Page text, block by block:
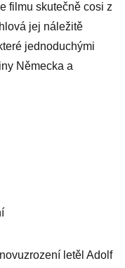
filmu skutečně cosi z
jej náležitě
jednoduchými
Německa a
letěl Adolf